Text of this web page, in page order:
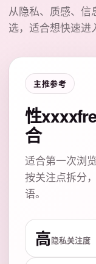
从隐私、质感、信
选，适合想快速进
主推参考
性
合
适合第一次浏
按关注点拆分
语。
高隐私关注度